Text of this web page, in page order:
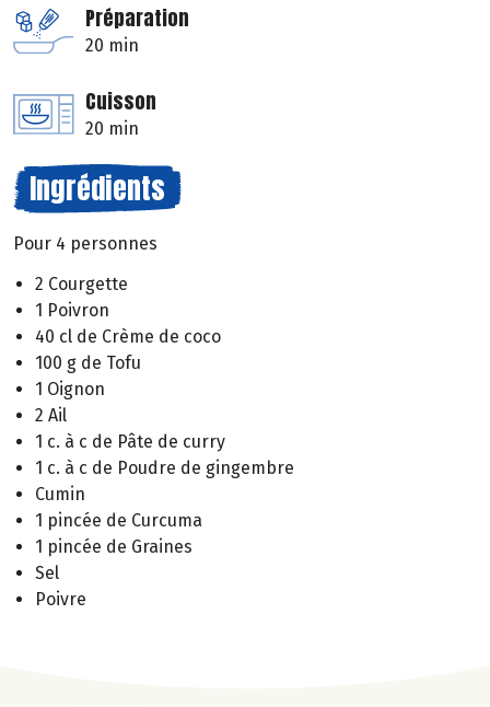
Préparation
20 min
Cuisson
20 min
Ingrédients
Pour 4 personnes
2 Courgette
1 Poivron
40 cl de Crème de coco
100 g de Tofu
1 Oignon
2 Ail
1 c. à c de Pâte de curry
1 c. à c de Poudre de gingembre
Cumin
1 pincée de Curcuma
1 pincée de Graines
Sel
Poivre